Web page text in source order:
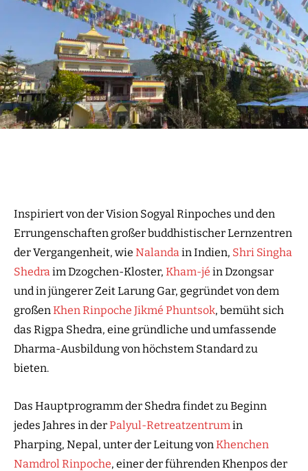
Inspiriert von der Vision Sogyal Rinpoches und den
Errungenschaften großer buddhistischer Lernzentren
der Vergangenheit, wie Nalandain Indien, Shri Singha
Shedraim Dzogchen-Kloster, Kham-jé in Dzongsar
und in jüngerer Zeit Larung Gar, gegründet von dem
großenKhen Rinpoche Jikmé Phuntsok, bemüht sich
das Rigpa Shedra, eine gründliche und umfassende
Dharma-Ausbildung von höchstem Standard zu
bieten.
Das Hauptprogramm der Shedra findet zu Beginn
jedes Jahres in derPalyul-Retreatzentrumin
Pharping, Nepal, unter der Leitung vonKhenchen
Namdrol Rinpoche, einer der führenden Khenpos der